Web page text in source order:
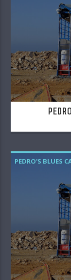
PEDRO'S BLUES